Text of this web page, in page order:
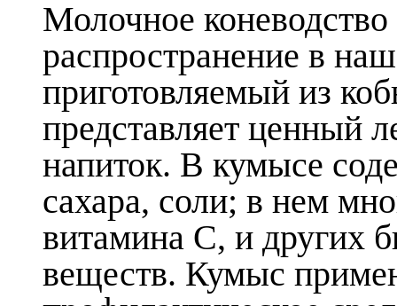
Молочное
распространение в
приготовляемый из
представляет ценный
напиток. В кумысе
сахара, соли; в нем
витамина С, и других
веществ. Кумыс